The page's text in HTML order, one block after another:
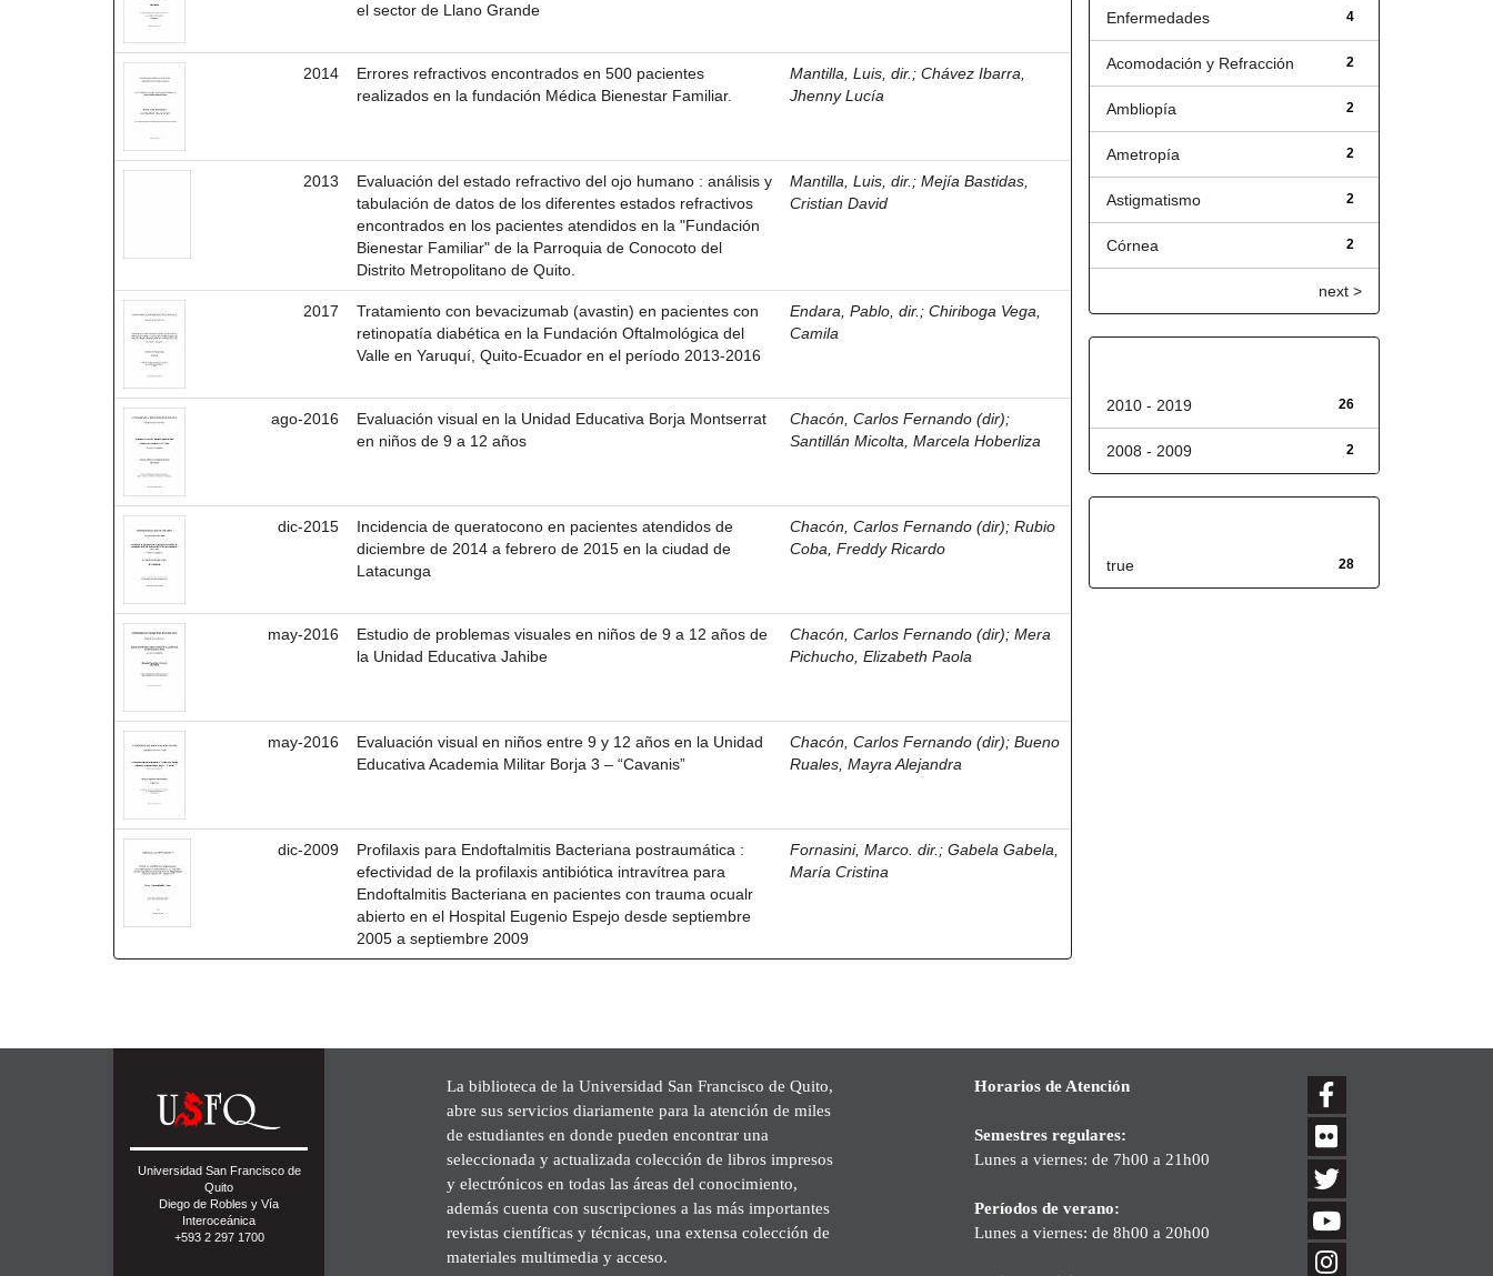
el sector de Llano Grande
2014
Errores refractivos encontrados en 500 pacientes
realizados en la fundación Médica Bienestar Familiar.
Mantilla, Luis, dir. ;Chávez Ibarra,
Jhenny Lucía
2013
Evaluación del estado refractivo del ojo humano : análisis y
tabulación de datos de los diferentes estados refractivos
encontrados en los pacientes atendidos en la "Fundación
Bienestar Familiar" de la Parroquia de Conocoto del
Distrito Metropolitano de Quito.
Mantilla, Luis, dir. ;Mejía Bastidas,
Cristian David
2017
Tratamiento con bevacizumab (avastin) en pacientes con
retinopatía diabética en la Fundación Oftalmológica del
Valle en Yaruquí, Quito-Ecuador en el período 2013-2016
Endara, Pablo, dir. ;Chiriboga Vega,
Camila
ago-2016
Evaluación visual en la Unidad Educativa Borja Montserrat
en niños de 9 a 12 años
Chacón, Carlos Fernando (dir);
Santillán Micolta, Marcela Hoberliza
dic-2015
Incidencia de queratocono en pacientes atendidos de
diciembre de 2014 a febrero de 2015 en la ciudad de
Latacunga
Chacón, Carlos Fernando (dir);Rubio
Coba, Freddy Ricardo
may-2016
Estudio de problemas visuales en niños de 9 a 12 años de
la Unidad Educativa Jahibe
Chacón, Carlos Fernando (dir);Mera
Pichucho, Elizabeth Paola
may-2016
Evaluación visual en niños entre 9 y 12 años en la Unidad
Educativa Academia Militar Borja 3 – “Cavanis”
Chacón, Carlos Fernando (dir);Bueno
Ruales, Mayra Alejandra
dic-2009
Profilaxis para Endoftalmitis Bacteriana postraumática :
efectividad de la profilaxis antibiótica intravítrea para
Endoftalmitis Bacteriana en pacientes con trauma ocualr
abierto en el Hospital Eugenio Espejo desde septiembre
2005 a septiembre 2009
Fornasini, Marco. dir. ;Gabela Gabela,
María Cristina
4
Enfermedades
2
Acomodación y Refracción
2
Ambliopía
2
Ametropía
2
Astigmatismo
2
Córnea
next >
26
2010 - 2019
2
2008 - 2009
28
true
Universidad San Francisco de
Quito
Diego de Robles y Vía
Interoceánica
+593 2 297 1700
La biblioteca de la Universidad San Francisco de Quito,
abre sus servicios diariamente para la atención de miles
de estudiantes en donde pueden encontrar una
seleccionada y actualizada colección de libros impresos
y electrónicos en todas las áreas del conocimiento,
además cuenta con suscripciones a las más importantes
revistas científicas y técnicas, una extensa colección de
materiales multimedia y acceso.
Horarios de Atención
Semestres regulares:
Lunes a viernes: de 7h00 a 21h00
Períodos de verano:
Lunes a viernes: de 8h00 a 20h00